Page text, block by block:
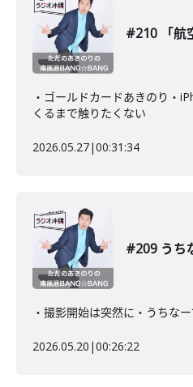
#210 「航
・ゴールドカードあきのり・
くるまで触りたくない
2026.05.27|00:31:34
#209 うち
・撮影開始は突然に・うちな
2026.05.20 |00:26:22